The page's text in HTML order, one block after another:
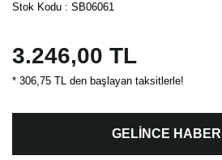
Stok Kodu : SB06061
3.246,00 TL
* 306,75 TL den başlayan taksitlerle!
GELİNCE